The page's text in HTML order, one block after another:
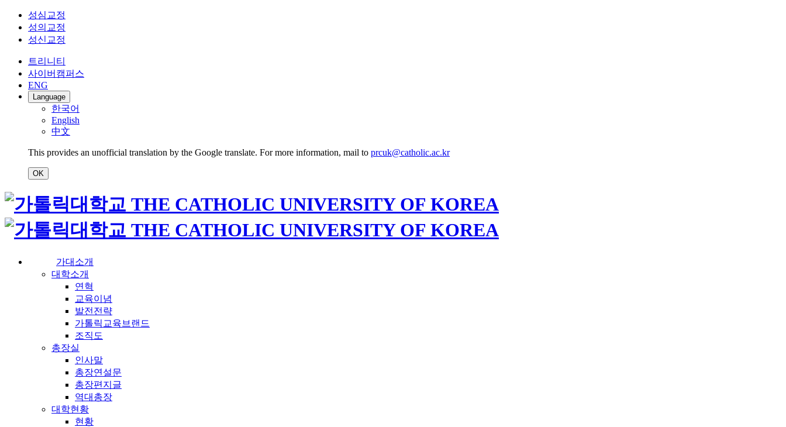
성심교정
성의교정
성신교정
트리니티
사이버캠퍼스
ENG
Language
한국어
English
中文
This provides an unofficial translation by the Google translate. For more information, mail to prcuk@catholic.ac.kr
OK
가대소개
대학소개
연혁
교육이념
발전전략
가톨릭교육브랜드
조직도
총장실
인사말
총장연설문
총장편지글
역대총장
대학현황
현황